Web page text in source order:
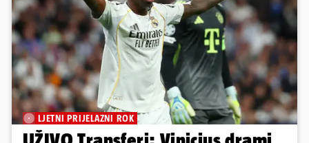
LJETNI PRIJELAZNI ROK